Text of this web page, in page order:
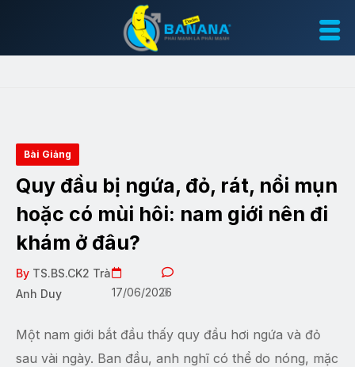
Bài Giảng
Quy đầu bị ngứa, đỏ, rát, nổi mụn
hoặc có mùi hôi: nam giới nên đi
khám ở đâu?
By TS.BS.CK2 Trà
Anh Duy
17/06/2026
0
Một nam giới bắt đầu thấy quy đầu hơi ngứa và đỏ
sau vài ngày. Ban đầu, anh nghĩ có thể do nóng, mặc